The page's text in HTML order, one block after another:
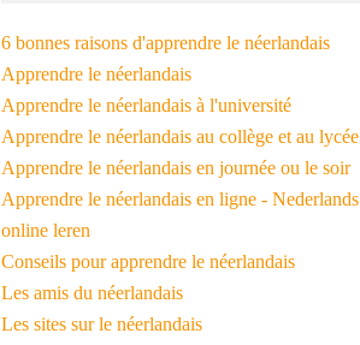
6 bonnes raisons d'apprendre le néerlandais
Apprendre le néerlandais
Apprendre le néerlandais à l'université
Apprendre le néerlandais au collège et au lycée
Apprendre le néerlandais en journée ou le soir
Apprendre le néerlandais en ligne - Nederlands
online leren
Conseils pour apprendre le néerlandais
Les amis du néerlandais
Les sites sur le néerlandais